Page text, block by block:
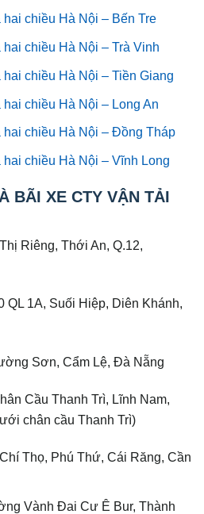
chiều Hà Nội – Bến Tre
chiều Hà Nội – Trà Vinh
chiều Hà Nội – Tiền Giang
chiều Hà Nội – Long An
hai chiều Hà Nội – Đồng Tháp
chiều Hà Nội – Vĩnh Long
BÃI XE CTY VẬN TẢI
Riêng, Thới An, Q.12,
QL 1A, Suối Hiệp, Diên Khánh,
Sơn, Cẩm Lệ, Đà Nẵng
Cầu Thanh Trì, Lĩnh Nam,
chân cầu Thanh Trì)
Thọ, Phú Thứ, Cái Răng, Cần
Vành Đai Cư Ê Bur, Thành